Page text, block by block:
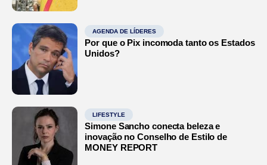
AGENDA DE LÍDERES
Por que o Pix incomoda tanto os Estados
Unidos?
LIFESTYLE
Simone Sancho conecta beleza e
inovação no Conselho de Estilo de
MONEY REPORT